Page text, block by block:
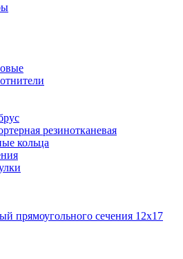
резинотканевая
кольца